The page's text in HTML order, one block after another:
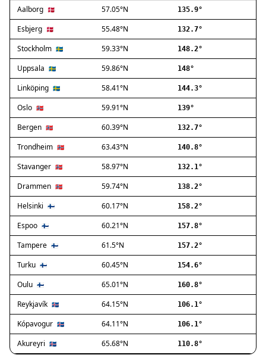
Haderslev
Albertslund
Allerød
Ballerup
Birkerød
Brøndby
Charlottenlund
Dragør
Farum
Fredensborg
Frederiksberg
Frederikssund
Frederiksværk
Gentofte
Gladsaxe
Glostrup
Greve
Hedehusene
Herlev
Hvidovre
Høje-Taastrup
Ishøj
Jyllinge
Lillerød
Lyngby
Aalborg 🇩🇰 57.05°N 135.9°
Esbjerg 🇩🇰 55.48°N 132.7°
Stockholm 🇸🇪 59.33°N 148.2°
Uppsala 🇸🇪 59.86°N 148°
Linköping 🇸🇪 58.41°N 144.3°
Oslo 🇳🇴 59.91°N 139°
Bergen 🇳🇴 60.39°N 132.7°
Trondheim 🇳🇴 63.43°N 140.8°
Stavanger 🇳🇴 58.97°N 132.1°
Drammen 🇳🇴 59.74°N 138.2°
Helsinki 🇫🇮 60.17°N 158.2°
Espoo 🇫🇮 60.21°N 157.8°
Tampere 🇫🇮 61.5°N 157.2°
Turku 🇫🇮 60.45°N 154.6°
Oulu 🇫🇮 65.01°N 160.8°
Reykjavík 🇮🇸 64.15°N 106.1°
Kópavogur 🇮🇸 64.11°N 106.1°
Akureyri 🇮🇸 65.68°N 110.8°